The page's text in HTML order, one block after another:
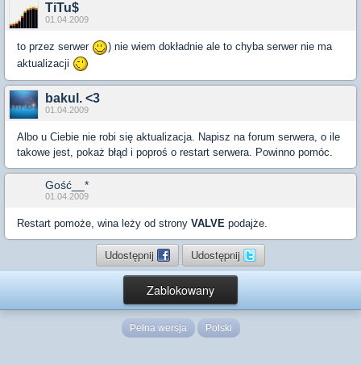
TiTu$
01.04.2009
to przez serwer
) nie wiem dokładnie ale to chyba serwer nie ma
aktualizacji
bakul. <3
01.04.2009
Albo u Ciebie nie robi się aktualizacja. Napisz na forum serwera, o ile
takowe jest, pokaż błąd i poproś o restart serwera. Powinno pomóc.
Gość__*
01.04.2009
Restart pomoże, wina leży od strony VALVE podajże.
Udostępnij Udostępnij
Zablokowany
Pełna wersja Polski